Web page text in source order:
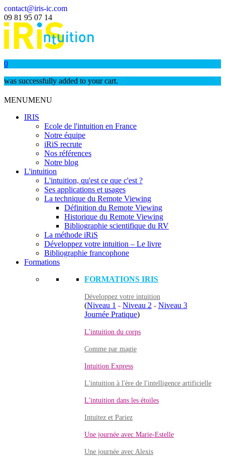
contact@iris-ic.com
09 81 95 07 14
0
was successfully added to your cart.
MENUMENU
IRIS
Ecole de l'intuition en France
Notre équipe
iRiS recrute
Nos références
Notre blog
L'intuition
L'intuition, qu'est ce que c'est ?
Ses applications et usages
La technique du Remote Viewing
Définition du Remote Viewing
Historique du Remote Viewing
Bibliographie scientifique du RV
La méthode iRiS
Développez votre intuition – Le livre
Bibliographie francophone
Formations
FORMATIONS IRIS
Développez votre intuition
(Niveau 1 - Niveau 2 - Niveau 3
Journée Pratique)
L'intuition du corps
Comme par magie
Intuition Express
L'intuition à l'ère de l'intelligence artificielle
L'intuition dans les étoiles
Intuitez et Pariez
Une journée avec Marie-Estelle
Une journée avec Alexis